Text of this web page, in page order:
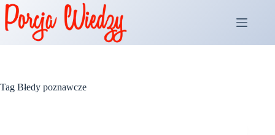
Przejdź
do
treści
Tag Błedy poznawcze